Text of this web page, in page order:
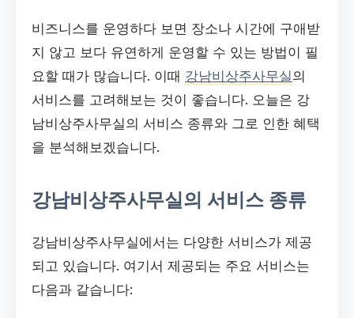
비즈니스를 운영하다 보면 장소나 시간에 구애받
지 않고 보다 유연하게 운영할 수 있는 방법이 필
요할 때가 많습니다. 이때 강남비상주사무실의
서비스를 고려해보는 것이 좋습니다. 오늘은 강
남비상주사무실의 서비스 종류와 그로 인한 혜택
을 분석해보겠습니다.
강남비상주사무실의 서비스 종류
강남비상주사무실에서는 다양한 서비스가 제공
되고 있습니다. 여기서 제공되는 주요 서비스는
다음과 같습니다: